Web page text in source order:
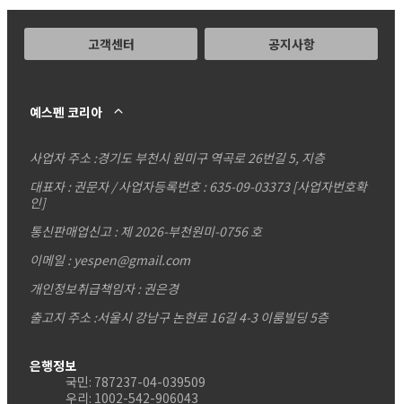
고객센터 공지사항
예스펜 코리아
사업자 주소 :경기도 부천시 원미구 역곡로 26번길 5, 지층
대표자 : 권문자 / 사업자등록번호 : 635-09-03373[사업자번호확
인]
통신판매업신고 : 제 2026-부천원미-0756 호
이메일 : yespen@gmail.com
개인정보취급책임자 : 권은경
출고지 주소 :서울시 강남구 논현로 16길 4-3 이룸빌딩 5층
은행정보
국민: 787237-04-039509
우리: 1002-542-906043